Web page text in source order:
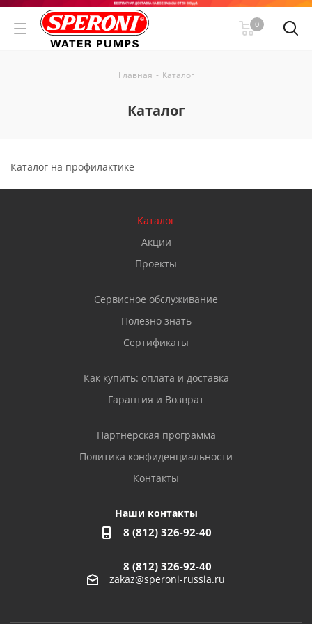
0
Главная - Каталог
Каталог
Каталог на профилактике
Каталог
Акции
Проекты
Сервисное обслуживание
Полезно знать
Сертификаты
Как купить: оплата и доставка
Гарантия и Возврат
Партнерская программа
Политика конфиденциальности
Контакты
Наши контакты
8 (812) 326-92-40
8 (812) 326-92-40
zakaz@speroni-russia.ru